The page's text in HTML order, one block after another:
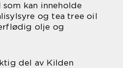
kan inneholde
og tea tree oil
olje og
del av Kilden